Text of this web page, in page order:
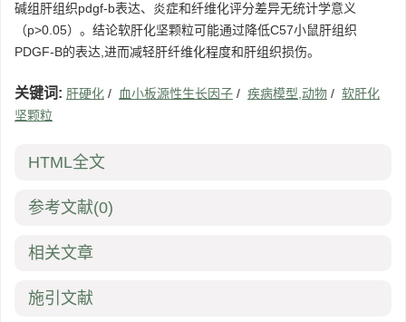
碱组肝组织pdgf-b表达、炎症和纤维化评分差异无统计学意义
（p>0.05）。结论软肝化坚颗粒可能通过降低C57小鼠肝组织
PDGF-B的表达,进而减轻肝纤维化程度和肝组织损伤。
关键词: 肝硬化 / 血小板源性生长因子 / 疾病模型,动物 / 软肝化
坚颗粒
HTML全文
参考文献(0)
相关文章
施引文献